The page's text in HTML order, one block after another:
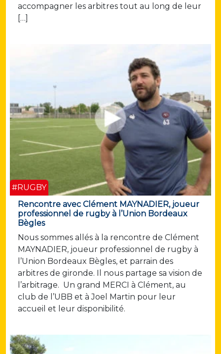
accompagner les arbitres tout au long de leur
[…]
#RUGBY
Rencontre avec Clément MAYNADIER, joueur
professionnel de rugby à l’Union Bordeaux
Bègles
Nous sommes allés à la rencontre de Clément
MAYNADIER, joueur professionnel de rugby à
l’Union Bordeaux Bègles, et parrain des
arbitres de gironde. Il nous partage sa vision de
l’arbitrage. Un grand MERCI à Clément, au
club de l’UBB et à Joel Martin pour leur
accueil et leur disponibilité.